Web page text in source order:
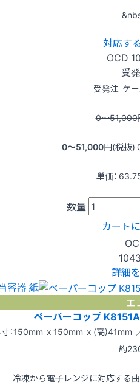
対応す
OCD
受
受発注 ケ
0〜51,000
0〜51,000円(税抜)
単価：
数量
カート
詳細
容器 紙
エ
ペーパーコップ
：150mm x 150mm x (高)41mm
約
冷凍から電子レンジに対応する